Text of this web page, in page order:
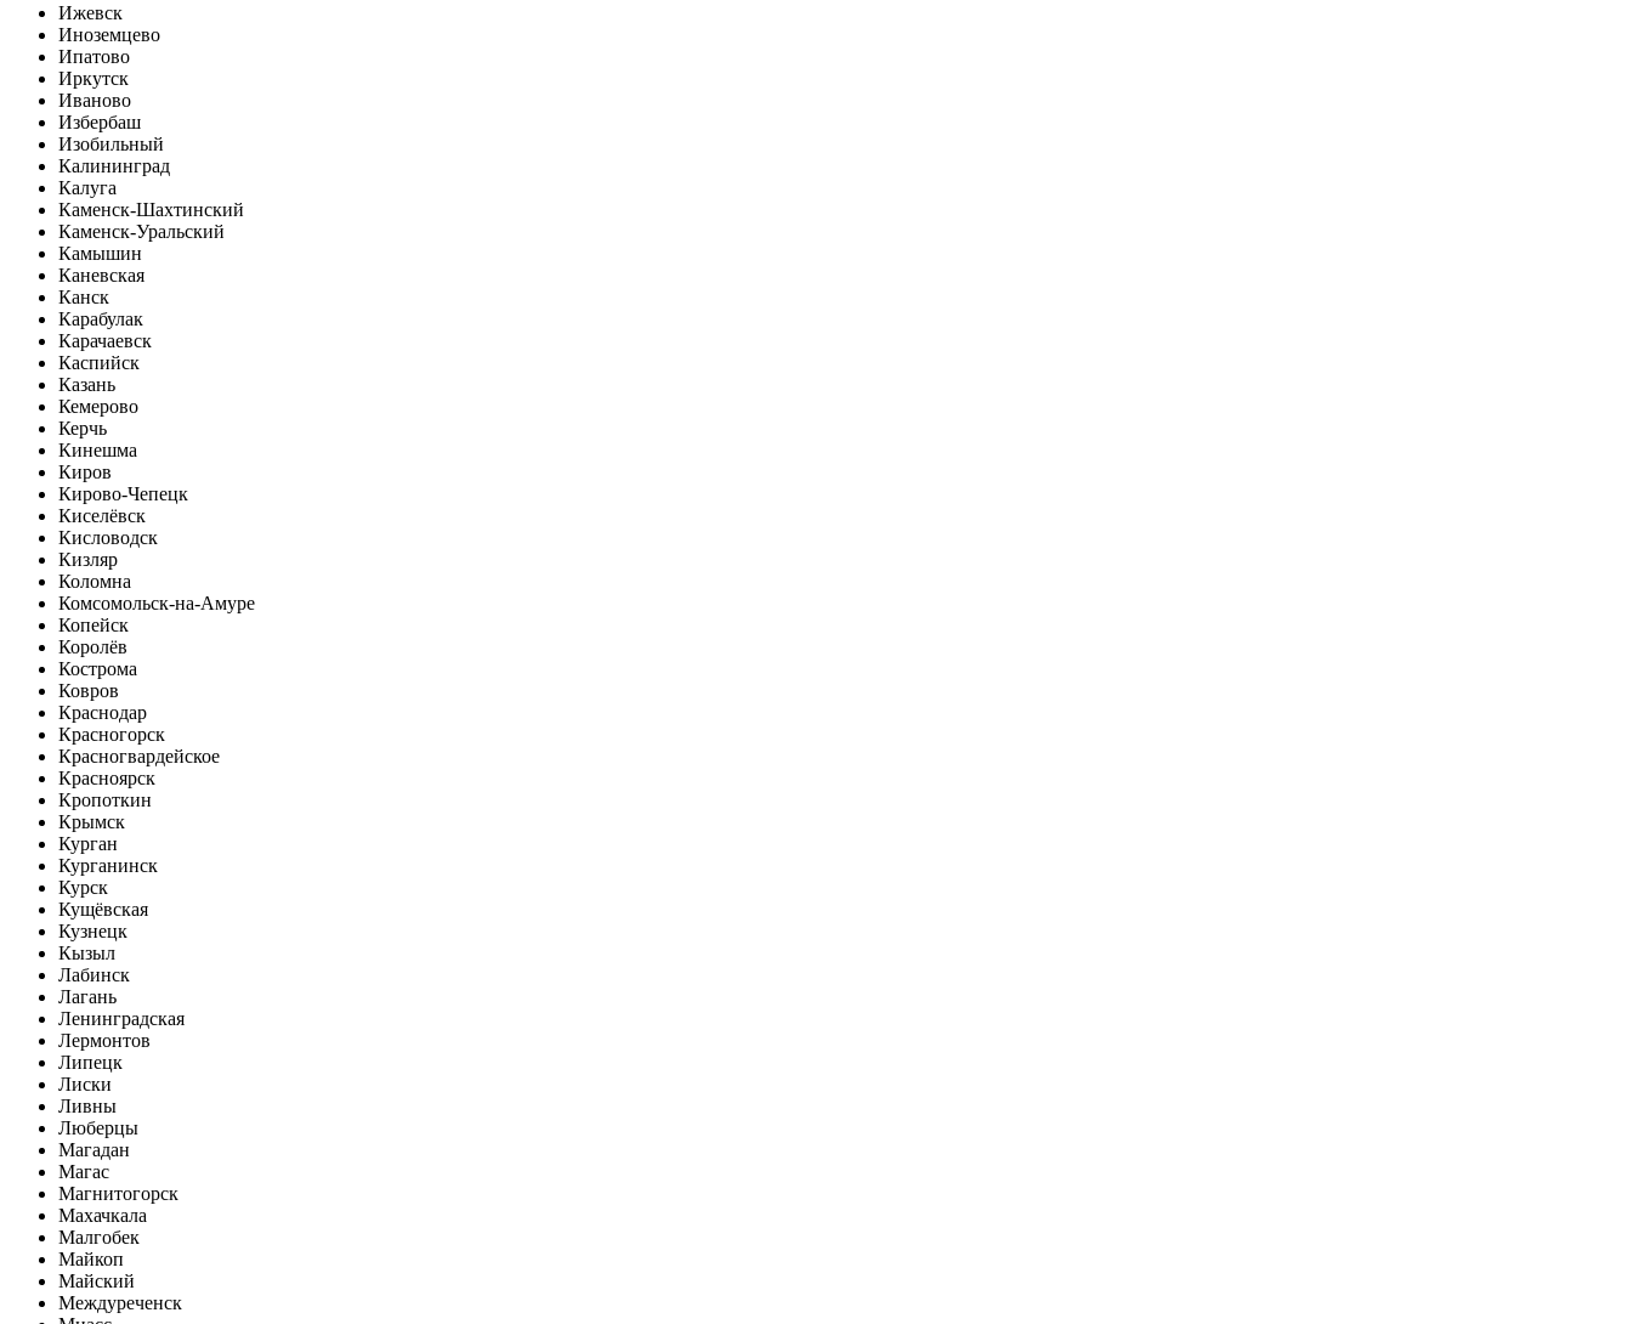
Ижевск
Иноземцево
Ипатово
Иркутск
Иваново
Избербаш
Изобильный
Калининград
Калуга
Каменск-Шахтинский
Каменск-Уральский
Камышин
Каневская
Канск
Карабулак
Карачаевск
Каспийск
Казань
Кемерово
Керчь
Кинешма
Киров
Кирово-Чепецк
Киселёвск
Кисловодск
Кизляр
Коломна
Комсомольск-на-Амуре
Копейск
Королёв
Кострома
Ковров
Краснодар
Красногорск
Красногвардейское
Красноярск
Кропоткин
Крымск
Курган
Курганинск
Курск
Кущёвская
Кузнецк
Кызыл
Лабинск
Лагань
Ленинградская
Лермонтов
Липецк
Лиски
Ливны
Люберцы
Магадан
Магас
Магнитогорск
Махачкала
Малгобек
Майкоп
Майский
Междуреченск